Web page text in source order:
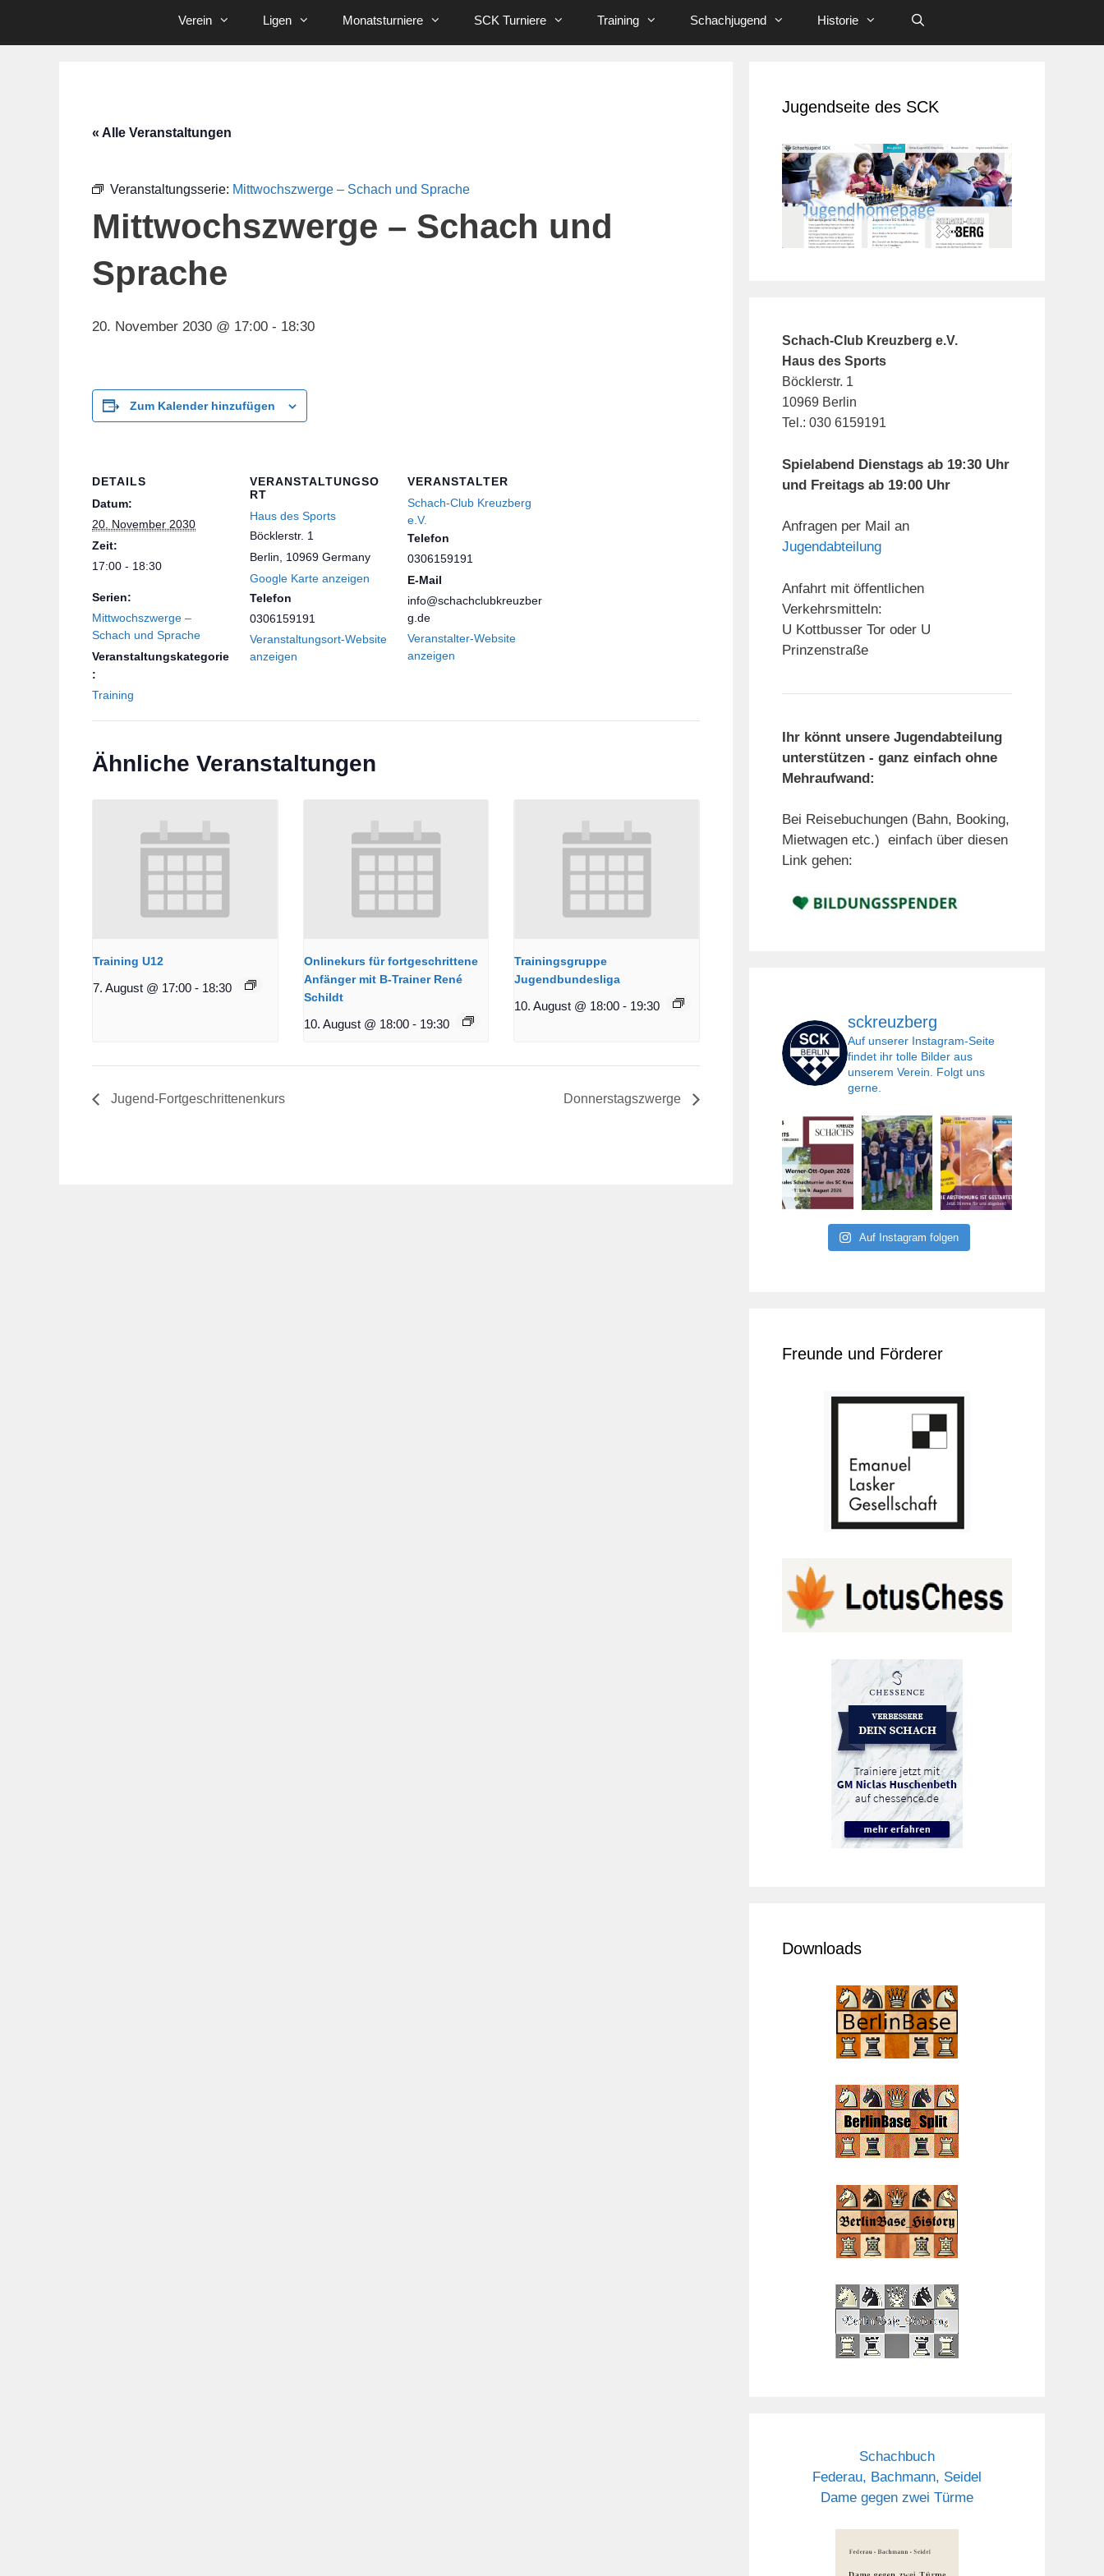
Verein Ligen Monatsturniere SCK Turniere Training Schachjugend Historie
« Alle Veranstaltungen
Veranstaltungsserie: Mittwochszwerge – Schach und Sprache
Mittwochszwerge – Schach und
Sprache
20. November 2030 @ 17:00 - 18:30
Zum Kalender hinzufügen
DETAILS
Datum:
20. November 2030
Zeit:
17:00 - 18:30
Serien:
Mittwochszwerge –
Schach und Sprache
Veranstaltungskategorie
:
Training
VERANSTALTUNGSO
RT
Haus des Sports
Böcklerstr. 1
Berlin
10969 Germany
Google Karte anzeigen
Telefon
0306159191
Veranstaltungsort-Website
anzeigen
VERANSTALTER
Schach-Club Kreuzberg
e.V.
Telefon
0306159191
E-Mail
info@schachclubkreuzber
g.de
Veranstalter-Website
anzeigen
Ähnliche Veranstaltungen
Training U12
7. August @ 17:00 - 18:30
Onlinekurs für fortgeschrittene
Anfänger mit B-Trainer René
Schildt
10. August @ 18:00 - 19:30
Trainingsgruppe
Jugendbundesliga
10. August @ 18:00 - 19:30
Jugend-Fortgeschrittenenkurs Donnerstagszwerge
Jugendseite des SCK
Schach-Club Kreuzberg e.V.
Haus des Sports
Böcklerstr. 1
10969 Berlin
Tel.: 030 6159191
Spielabend Dienstags ab 19:30 Uhr
und Freitags ab 19:00 Uhr
Anfragen per Mail an
Jugendabteilung
Anfahrt mit öffentlichen
Verkehrsmitteln:
U Kottbusser Tor oder U
Prinzenstraße
Ihr könnt unsere Jugendabteilung
unterstützen - ganz einfach ohne
Mehraufwand:
Bei Reisebuchungen (Bahn, Booking,
Mietwagen etc.) einfach über diesen
Link gehen:
sckreuzberg
Auf unserer Instagram-Seite
findet ihr tolle Bilder aus
unserem Verein. Folgt uns
gerne.
Auf Instagram folgen
Freunde und Förderer
Downloads
Schachbuch
Federau, Bachmann, Seidel
Dame gegen zwei Türme